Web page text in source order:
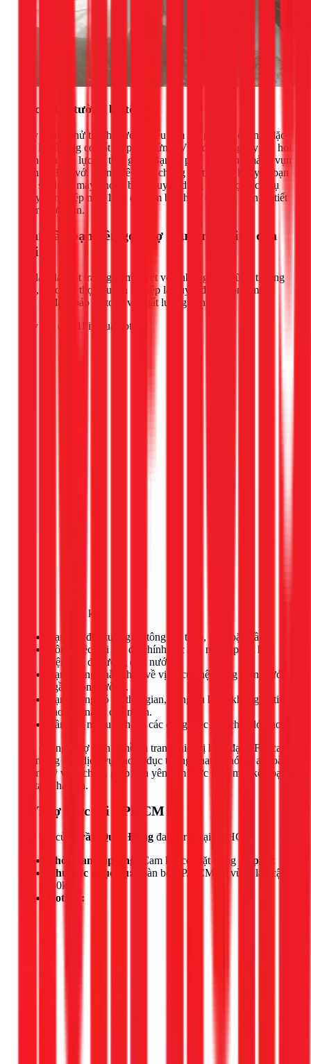
Cách đục tường bê tông
Đây là một thử thách thực sự nếu làm bằng tay. Bê tông, đặc
biệt là bê tông có cốt thép, rất cứng. Việc đục bằng tay đòi hỏi
rất nhiều sức lực và thời gian. Bạn sẽ phải đục từng mảnh vụn
rất nhỏ. Đối với tường bê tông, chúng tôi thực sự khuyên bạn
nên sử dụng máy khoan búa chuyên dụng hoặc gọi dịch vụ
chuyên nghiệp như 1Fix để đảm bảo hiệu quả, an toàn và tiết
kiệm thời gian.
Khi nào bạn nên gọi thợ chuyên nghiệp của
1Fix?
Tự làm là một trải nghiệm tuyệt vời, nhưng có những trường
hợp, việc gọi thợ chuyên nghiệp là quyết định thông minh
hơn để đảm bảo an toàn và chất lượng công trình.
Hãy gọi cho 1Fix qua hotline
khi:
Bạn cần đục tường bê tông cốt thép, cột hoặc dầm.
Công việc đòi hỏi độ chính xác cao như lắp đặt hộp
điện âm, đi đường ống nước.
Bạn không chắc chắn về vị trí của hệ thống điện, nước
ngầm trong tường.
Bạn không có đủ thời gian, dụng cụ hoặc không tự tin
vào khả năng của mình.
Cần đục nhiều lỗ hoặc các công việc sửa chữa lớn hơn.
Với đội ngũ thợ lành nghề và trang thiết bị hiện đại, 1Fix cam
kết mang đến dịch vụ khoan đục tường nhanh chóng, an toàn,
thẩm mỹ và sạch sẽ, giúp bạn yên tâm thực hiện mọi kế hoạch
cải tạo nhà cửa.
📍 Thợ trực tại TPHCM
Đội thợ của Trần Quốc Đông đang trực tại TPHCM.
Thời gian đáp ứng:
Cam kết có mặt trong
30 phút
Khu vực phục vụ:
Toàn bộ TP.HCM và vùng lân cận
(50km)
Hotline: